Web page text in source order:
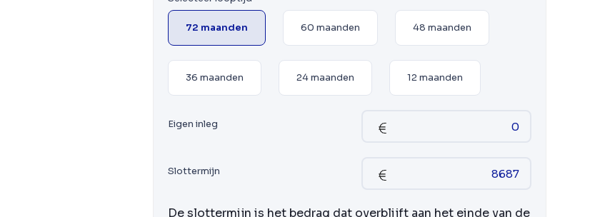
72 maanden 60 maanden 48 maanden
36 maanden 24 maanden 12 maanden
Eigen inleg
Slottermijn
De slottermijn is het bedrag dat overblijft aan het einde van de